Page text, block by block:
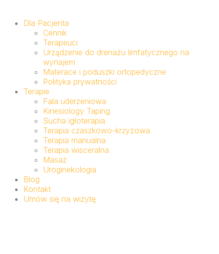
Dla Pacjenta
Cennik
Terapeuci
Urządzenie do drenażu limfatycznego na
wynajem
Materace i poduszki ortopedyczne
Polityka prywatności
Terapie
Fala uderzeniowa
Kinesiology Taping
Sucha igłoterapia
Terapia czaszkowo-krzyżowa
Terapia manualna
Terapia wisceralna
Masaż
Uroginekologia
Blog
Kontakt
Umów się na wizytę